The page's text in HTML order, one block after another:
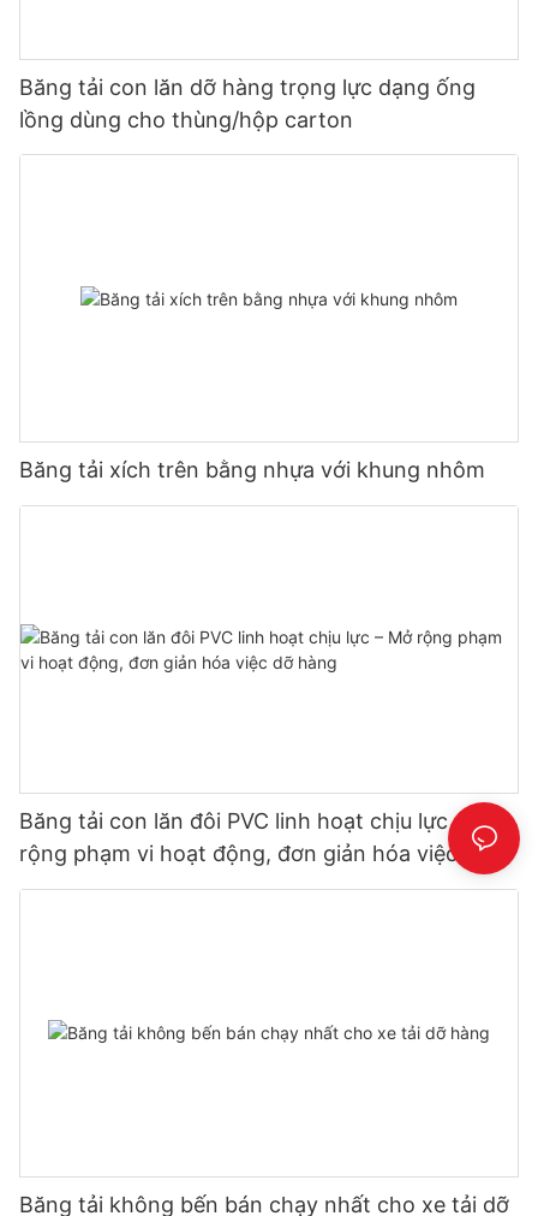
Băng tải con lăn dỡ hàng trọng lực dạng ống
lồng dùng cho thùng/hộp carton
Băng tải xích trên bằng nhựa với khung nhôm
Băng tải con lăn đôi PVC linh hoạt chịu lực – Mở
rộng phạm vi hoạt động, đơn giản hóa việc dỡ
hàng
Băng tải không bến bán chạy nhất cho xe tải dỡ